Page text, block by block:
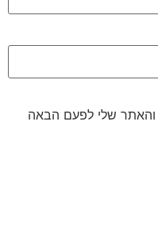
והאתר שלי לפעם הבאה